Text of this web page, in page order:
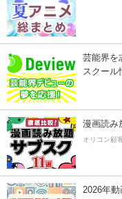
芸能界を
スクール
漫画読み
オリコン顧
2026年動